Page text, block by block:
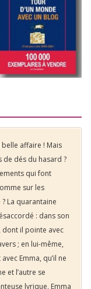
affaire ! Mais
de dés du hasard ?
qui font
sur les
La quarantaine
: dans son
il pointe avec
; en lui-même,
Emma, qu’il ne
et l’autre se
lyrique, Emma